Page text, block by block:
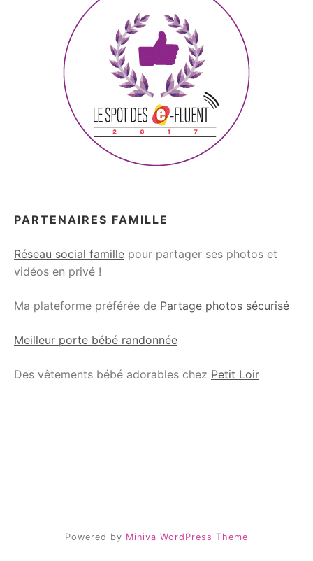
PARTENAIRES FAMILLE
Réseau social famille pour partager ses photos et
vidéos en privé !
Ma plateforme préférée de Partage photos sécurisé
Meilleur porte bébé randonnée
Des vêtements bébé adorables chez Petit Loir
Powered by Miniva WordPress Theme